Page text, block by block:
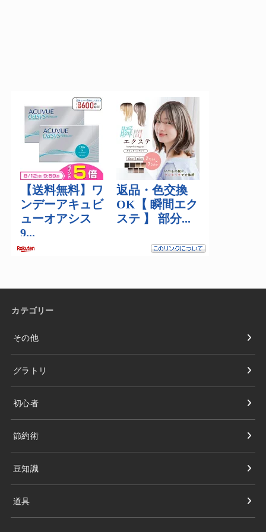
カテゴリー
その他
グラトリ
初心者
節約術
豆知識
道具